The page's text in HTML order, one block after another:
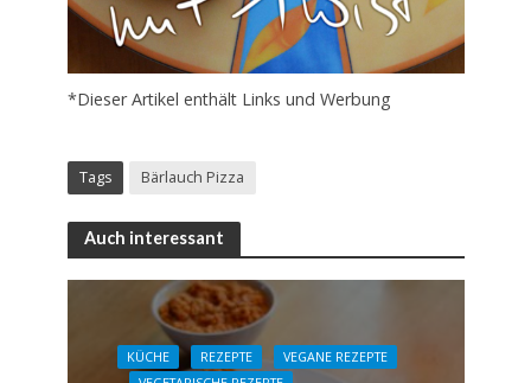
*Dieser Artikel enthält Links und Werbung
Tags Bärlauch Pizza
Auch interessant
KÜCHE REZEPTE
VEGANE REZEPTE